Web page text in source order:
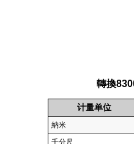
轉換
计量单位
納米